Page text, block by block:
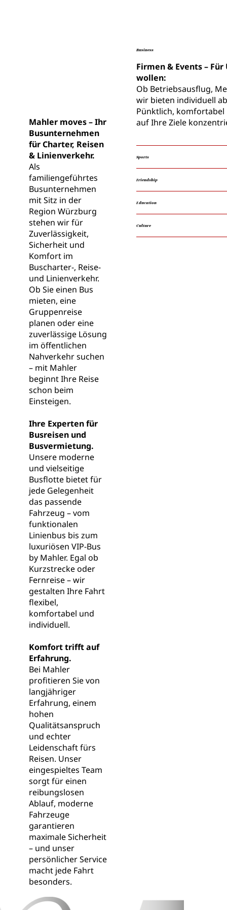
Business
Firmen & Events –
wollen:
Ob Betriebsausflug,
wir bieten individuell
Pünktlich, komfortabel
auf Ihre Ziele
Sports
Friendship
Education
Culture
Mahler moves – Ihr
Busunternehmen
für Charter, Reisen
& Linienverkehr.
Als
familiengeführtes
Busunternehmen
mit Sitz in der
Region Würzburg
stehen wir für
Zuverlässigkeit,
Sicherheit und
Komfort im
Buscharter-, Reise-
und Linienverkehr.
Ob Sie einen Bus
mieten, eine
Gruppenreise
planen oder eine
zuverlässige Lösung
im öffentlichen
Nahverkehr suchen
– mit Mahler
beginnt Ihre Reise
schon beim
Einsteigen.
Ihre Experten für
Busreisen und
Busvermietung.
Unsere moderne
und vielseitige
Busflotte bietet für
jede Gelegenheit
das passende
Fahrzeug – vom
funktionalen
Linienbus bis zum
luxuriösen VIP-Bus
by Mahler. Egal ob
Kurzstrecke oder
Fernreise – wir
gestalten Ihre Fahrt
flexibel,
komfortabel und
individuell.
Komfort trifft auf
Erfahrung.
Bei Mahler
profitieren Sie von
langjähriger
Erfahrung, einem
hohen
Qualitätsanspruch
und echter
Leidenschaft fürs
Reisen. Unser
eingespieltes Team
sorgt für einen
reibungslosen
Ablauf, moderne
Fahrzeuge
garantieren
maximale Sicherheit
– und unser
persönlicher Service
macht jede Fahrt
besonders.